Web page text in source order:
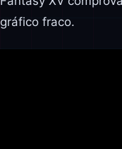
gráfico fraco.